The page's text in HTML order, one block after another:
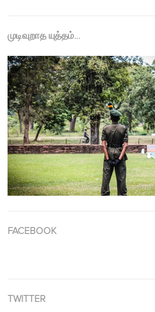
முடிவுறாத யுத்தம்…
FACEBOOK
TWITTER